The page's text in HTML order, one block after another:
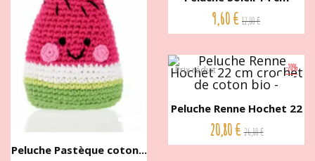
Peluche Pastèque coton...
Pebble...
9,60 € 12,00 €
-20%
Prix réduit
Peluche Renne Hochet 22
cm...
20,80 € 26,00 €